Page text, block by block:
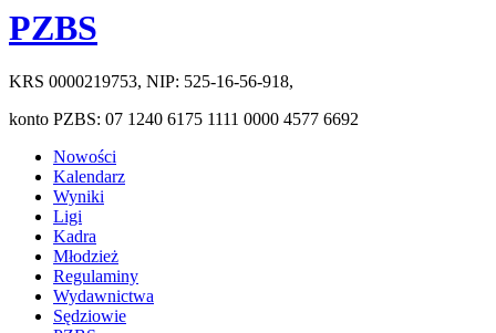
PZBS
KRS 0000219753, NIP: 525-16-56-918,
konto PZBS: 07 1240 6175 1111 0000 4577 6692
Nowości
Kalendarz
Wyniki
Ligi
Kadra
Młodzież
Regulaminy
Wydawnictwa
Sędziowie